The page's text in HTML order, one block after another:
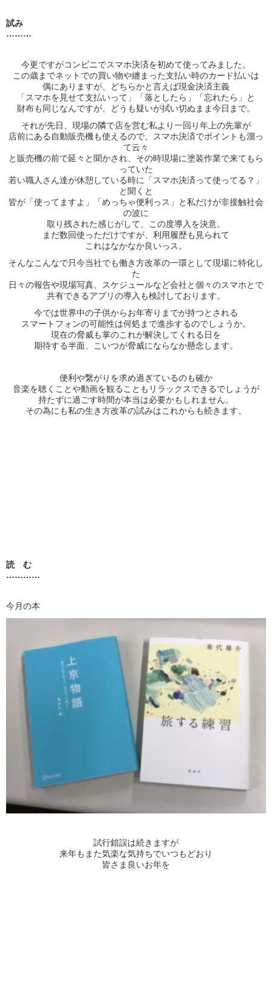
試み
………
今更ですがコンビニでスマホ決済を初めて使ってみました。
この歳までネットでの買い物や纏まった支払い時のカード払いは
偶にありますが、どちらかと言えば現金決済主義
「スマホを見せて支払いって」「落としたら」「忘れたら」と
財布も同じなんですが、どうも疑いが拭い切ぬまま今日まで。
それが先日、現場の隣で店を営む私より一回り年上の先輩が
店前にある自動販売機も使えるので、スマホ決済でポイントも溜っ
て云々
と販売機の前で延々と聞かされ、その時現場に塗装作業で来てもら
っていた
若い職人さん達が休憩している時に「スマホ決済って使ってる？」
と聞くと
皆が「使ってますよ」「めっちゃ便利っス」と私だけが非接触社会
の波に
取り残された感じがして、この度導入を決意。
まだ数回使っただけですが、利用履歴も見られて
これはなかなか良いっス。
そんなこんなで只今当社でも働き方改革の一環として現場に特化し
た
日々の報告や現場写真、スケジュールなど会社と個々のスマホとで
共有できるアプリの導入も検討しております。
今では世界中の子供からお年寄りまでが持つとされる
スマートフォンの可能性は何処まで進歩するのでしょうか。
現在の脅威も掌のこれが解決してくれる日を
期待する半面、こいつが脅威にならなか懸念します。
便利や繋がりを求め過ぎているのも確か
音楽を聴くことや動画を観ることもリラックスできるでしょうが
持たずに過ごす時間が本当は必要かもしれません。
その為にも私の生き方改革の試みはこれからも続きます。
読 む
…………
今月の本
試行錯誤は続きますが
来年もまた気楽な気持ちでいつもどおり
皆さま良いお年を